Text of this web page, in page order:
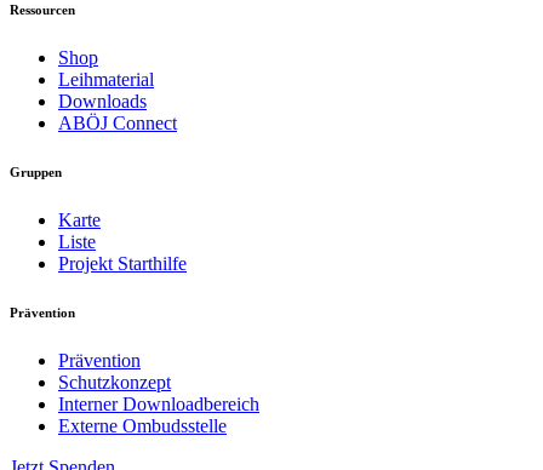
Ressourcen
Shop
Leihmaterial
Downloads
ABÖJ Connect
Gruppen
Karte
Liste
Projekt Starthilfe
Prävention
Prävention
Schutzkonzept
Interner Downloadbereich
Externe Ombudsstelle